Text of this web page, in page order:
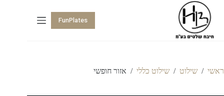
FunPlates
ראשי / שילוט / שילוט כללי / אזור חופשי